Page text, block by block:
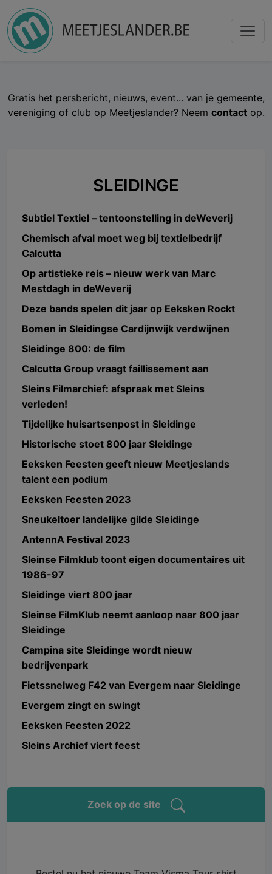
Gratis het persbericht, nieuws, event... van je gemeente,
vereniging of club op Meetjeslander? Neem contactop.
SLEIDINGE
Subtiel Textiel – tentoonstelling in deWeverij
Chemisch afval moet weg bij textielbedrijf
Calcutta
Op artistieke reis – nieuw werk van Marc
Mestdagh in deWeverij
Deze bands spelen dit jaar op Eeksken Rockt
Bomen in Sleidingse Cardijnwijk verdwijnen
Sleidinge 800: de film
Calcutta Group vraagt faillissement aan
Sleins Filmarchief: afspraak met Sleins
verleden!
Tijdelijke huisartsenpost in Sleidinge
Historische stoet 800 jaar Sleidinge
Eeksken Feesten geeft nieuw Meetjeslands
talent een podium
Eeksken Feesten 2023
Sneukeltoer landelijke gilde Sleidinge
AntennA Festival 2023
Sleinse Filmklub toont eigen documentaires uit
1986-97
Sleidinge viert 800 jaar
Sleinse FilmKlub neemt aanloop naar 800 jaar
Sleidinge
Campina site Sleidinge wordt nieuw
bedrijvenpark
Fietssnelweg F42 van Evergem naar Sleidinge
Evergem zingt en swingt
Eeksken Feesten 2022
Sleins Archief viert feest
Zoek op de site